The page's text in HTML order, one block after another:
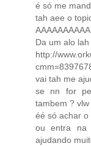
é só me
tah aee o
Da um alo
http://
vai tah me
se nn for
tambem ? vlw
éé só achar o
ou entra na
ajudando